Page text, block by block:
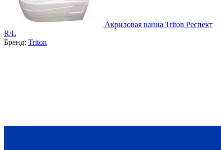
Акриловая ванна Triton Респект
R/L
Бренд: Triton